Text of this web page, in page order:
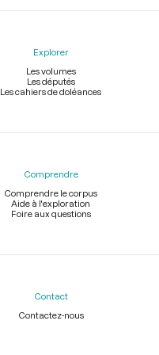
Explorer
Les volumes
Les députés
Les cahiers de doléances
Comprendre
Comprendre le corpus
Aide à l'exploration
Foire aux questions
Contact
Contactez-nous